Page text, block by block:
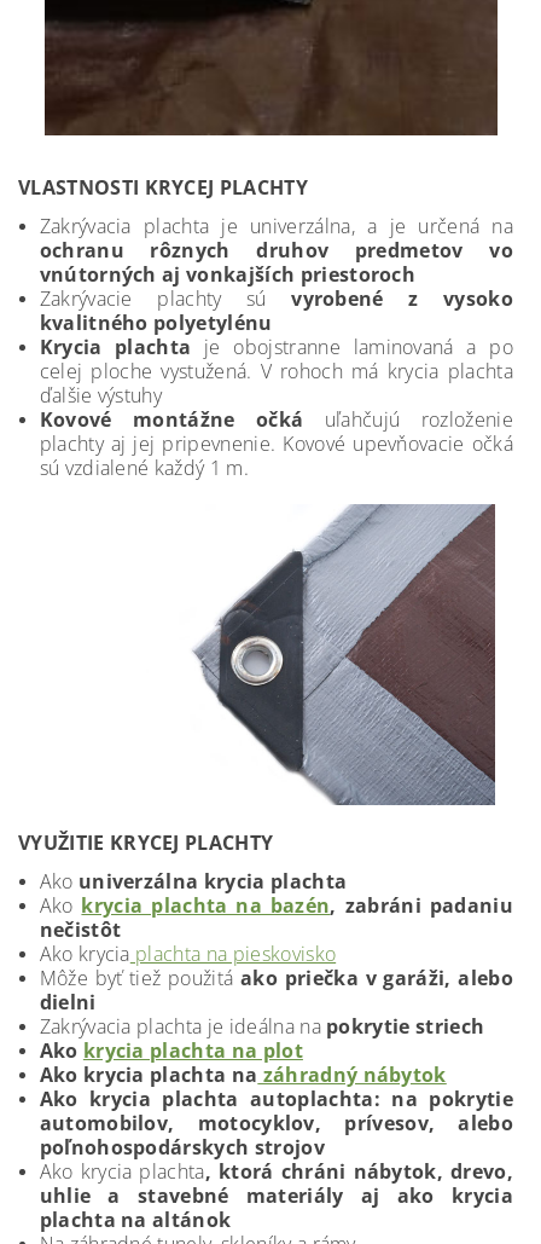
VLASTNOSTI KRYCEJ PLACHTY
Zakrývacia plachta je univerzálna, a je určená na
ochranu rôznych druhov predmetov vo
vnútorných aj vonkajších priestoroch
Zakrývacie plachty súvyrobené z vysoko
kvalitného polyetylénu
Krycia plachta je obojstranne laminovaná a po
celej ploche vystužená. V rohoch má krycia plachta
ďalšie výstuhy
Kovové montážne očká uľahčujú rozloženie
plachty aj jej pripevnenie. Kovové upevňovacie očká
sú vzdialené každý 1 m.
VYUŽITIE KRYCEJ PLACHTY
Ako univerzálna krycia plachta
Ako krycia plachta na bazén, zabráni padaniu
nečistôt
Ako krycia plachta na pieskovisko
Môže byť tiež použitá ako priečka v garáži, alebo
dielni
Zakrývacia plachta je ideálna na pokrytie striech
Ako krycia plachta na plot
Ako krycia plachta na záhradný nábytok
Ako krycia plachta autoplachta: na pokrytie
automobilov, motocyklov, prívesov, alebo
poľnohospodárskych strojov
Ako krycia plachta, ktorá chráni nábytok, drevo,
uhlie a stavebné materiály aj ako krycia
plachta na altánok